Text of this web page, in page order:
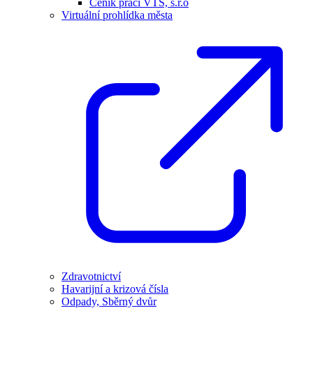
Ceník prací VTS, s.r.o
Virtuální prohlídka města
Zdravotnictví
Havarijní a krizová čísla
Odpady, Sběrný dvůr